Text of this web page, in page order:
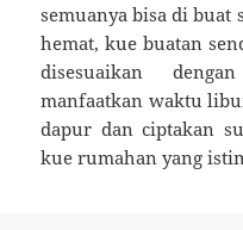
semuanya bisa di
hemat, kue buatan
disesuaikan
manfaatkan waktu
dapur dan ciptakan
kue rumahan yang